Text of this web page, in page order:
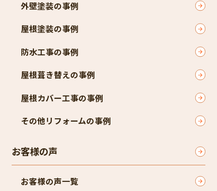
外壁塗装の事例
屋根塗装の事例
防水工事の事例
屋根葺き替えの事例
屋根カバー工事の事例
その他リフォームの事例
お客様の声
お客様の声一覧